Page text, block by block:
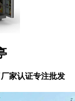
厂家认证专注批发